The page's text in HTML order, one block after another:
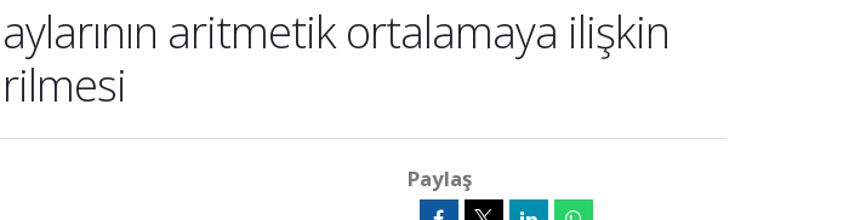
aritmetik ortalamaya ilişkin
Paylaş